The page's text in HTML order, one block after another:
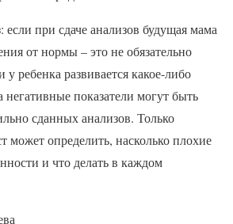
при сдаче анализов будущая мама
от нормы – это не обязательно
у ребенка развивается какое-либо
негативные показатели могут быть
сданных анализов. Только
может определить, насколько плохие
и что делать в каждом